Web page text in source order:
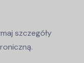
szczegóły